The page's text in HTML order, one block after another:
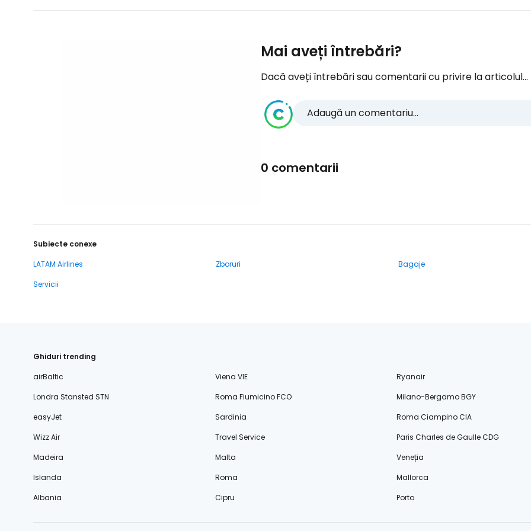
Mai aveți întrebări?
Dacă aveți întrebări sau comentarii cu privire la articolul...
Adaugă un comentariu...
0 comentarii
Subiecte conexe
LATAM Airlines
Zboruri Bagaje
Servicii
Ghiduri trending
airBaltic
Viena VIE
Ryanair
Londra Stansted STN
Roma Fiumicino FCO
Milano-Bergamo BGY
easyJet
Sardinia
Roma Ciampino CIA
Wizz Air
Travel Service
Paris Charles de Gaulle CDG
Madeira
Malta
Veneția
Islanda
Roma
Mallorca
Albania
Cipru Porto